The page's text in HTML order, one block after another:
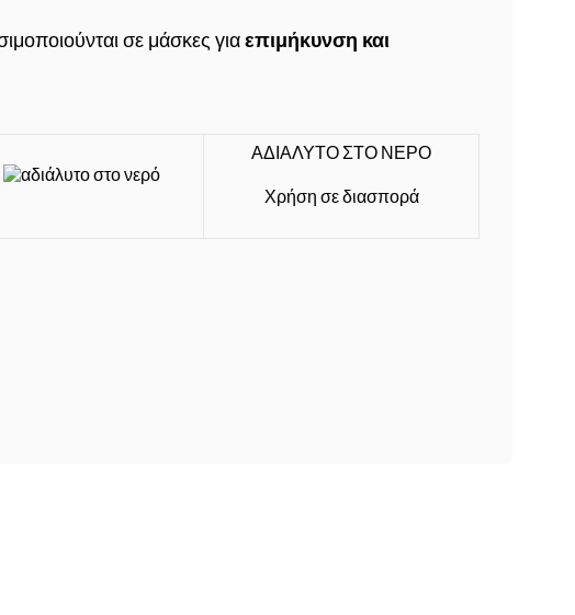
σε μάσκες γιαεπιμήκυνση και
ΑΔΙΑΛΥΤΟ ΣΤΟ ΝΕΡΟ
Χρήση σε διασπορά